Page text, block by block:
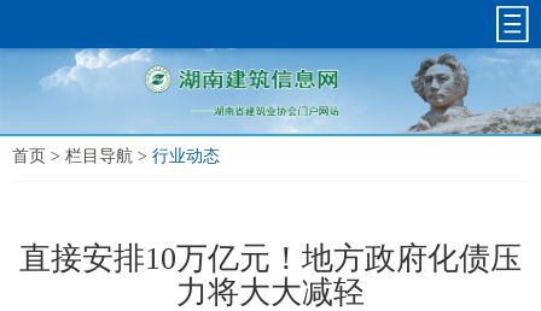
首页 > 栏目导航 > 行业动态
直接安排10万亿元！地方政府化债压
力将大大减轻